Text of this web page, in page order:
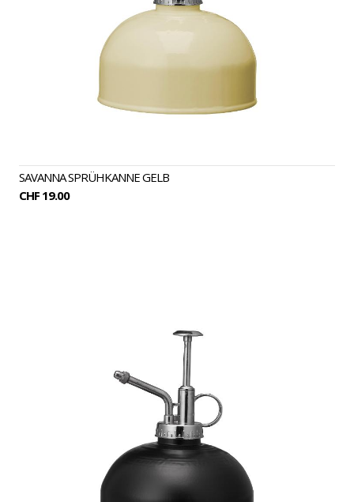
SAVANNA SPRÜHKANNE GELB
CHF 19.00